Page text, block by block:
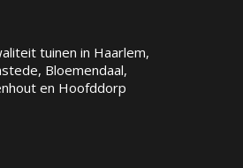
tuinen in Haarlem,
Bloemendaal,
en Hoofddorp